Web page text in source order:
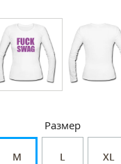
Размер
M L XL